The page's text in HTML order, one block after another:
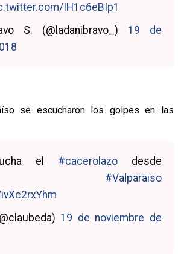
IH1c6eBIp1
S. (@ladanibravo_) 19 de
se escucharon los golpes en las
el #cacerolazodesde
#Valparaiso
19 de noviembre de